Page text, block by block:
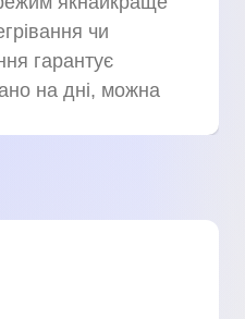
чи
гарантує
на дні, можна